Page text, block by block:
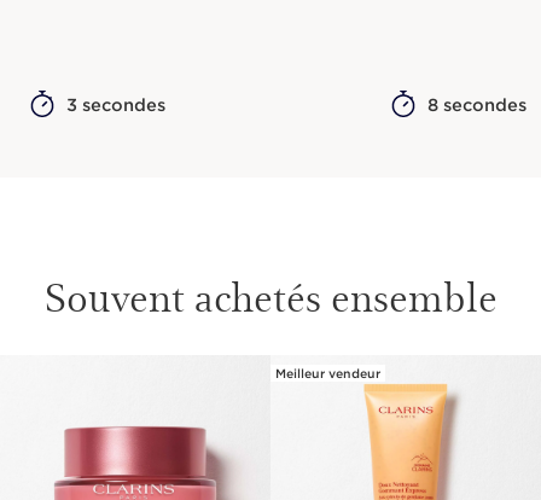
3 secondes 8 secondes
Souvent achetés ensemble
Meilleur vendeur